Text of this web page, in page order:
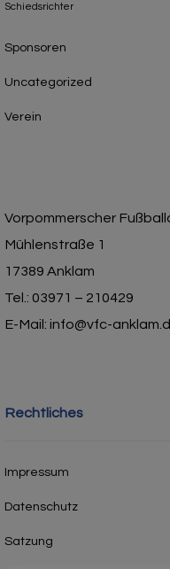
Schiedsrichter
Sponsoren
Uncategorized
Verein
Vorpommerscher
Mühlenstraße 1
17389 Anklam
Tel.: 03971 – 210429
E-Mail: info@vfc-
Rechtliches
Impressum
Datenschutz
Satzung